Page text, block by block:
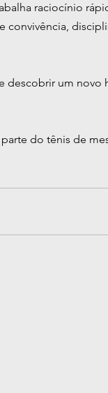
raciocínio
convivência,
descobrir um novo
do tênis de